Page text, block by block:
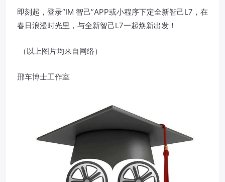
即刻起，登录“IM 智己”APP或小程序下定全新智己L7，在
春日浪漫时光里，与全新智己L7一起焕新出发！
（以上图片均来自网络）
邢车博士工作室